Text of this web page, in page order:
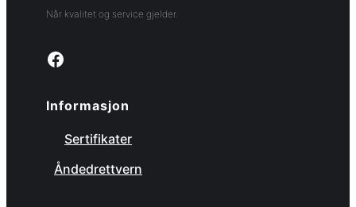
Når kvalitet og service gjelder.
Link to facebook page
Informasjon
Sertifikater
Åndedrettvern